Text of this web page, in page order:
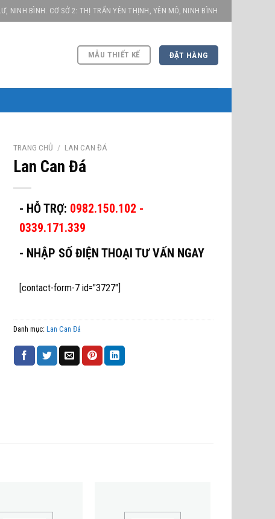
NINH BÌNH. CƠ SỞ 2: THỊ TRẤN YÊN THỊNH, YÊN MÔ, NINH BÌNH
MẪU THIẾT KẾ ĐẶT HÀNG
TRANG CHỦ / LAN CAN ĐÁ
Lan Can Đá
- HỖ TRỢ: 0982.150.102 -
0339.171.339
- NHẬP SỐ ĐIỆN THOẠI TƯ VẤN NGAY
[contact-form-7 id="3727"]
Danh mục: Lan Can Đá